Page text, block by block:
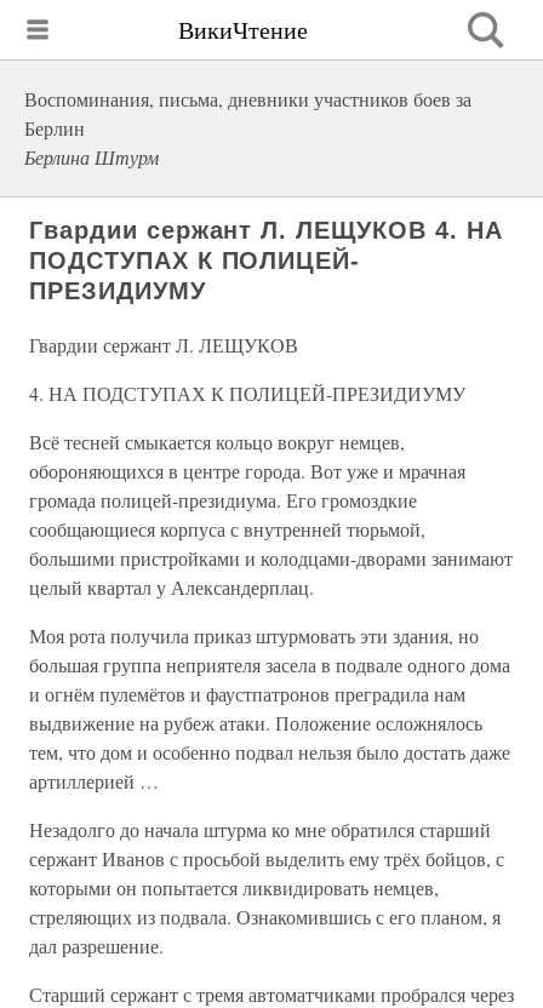
ВикиЧтение
Воспоминания, письма, дневники участников боев за
Берлин
Берлина Штурм
Гвардии сержант Л. ЛЕЩУКОВ 4. НА
ПОДСТУПАХ К ПОЛИЦЕЙ-
ПРЕЗИДИУМУ
Гвардии сержант Л. ЛЕЩУКОВ
4. НА ПОДСТУПАХ К ПОЛИЦЕЙ-ПРЕЗИДИУМУ
Всё тесней смыкается кольцо вокруг немцев,
обороняющихся в центре города. Вот уже и мрачная
громада полицей-президиума. Его громоздкие
сообщающиеся корпуса с внутренней тюрьмой,
большими пристройками и колодцами-дворами занимают
целый квартал у Александерплац.
Моя рота получила приказ штурмовать эти здания, но
большая группа неприятеля засела в подвале одного дома
и огнём пулемётов и фаустпатронов преградила нам
выдвижение на рубеж атаки. Положение осложнялось
тем, что дом и особенно подвал нельзя было достать даже
артиллерией …
Незадолго до начала штурма ко мне обратился старший
сержант Иванов с просьбой выделить ему трёх бойцов, с
которыми он попытается ликвидировать немцев,
стреляющих из подвала. Ознакомившись с его планом, я
дал разрешение.
Старший сержант с тремя автоматчиками пробрался через